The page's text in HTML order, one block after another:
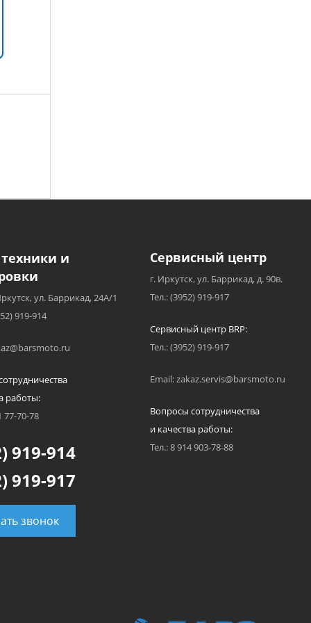
и
ул. Баррикад, 24А/1
919-914
работы:
77-70-78
919-914
919-917
звонок
Сервисный центр
г. Иркутск, ул. Баррикад, д. 90в.
Тел.: (3952) 919-917
Сервисный центр BRP:
Тел.: (3952) 919-917
Email: zakaz.servis@barsmoto.ru
Вопросы сотрудничества
и качества работы:
Тел.: 8 914 903-78-88